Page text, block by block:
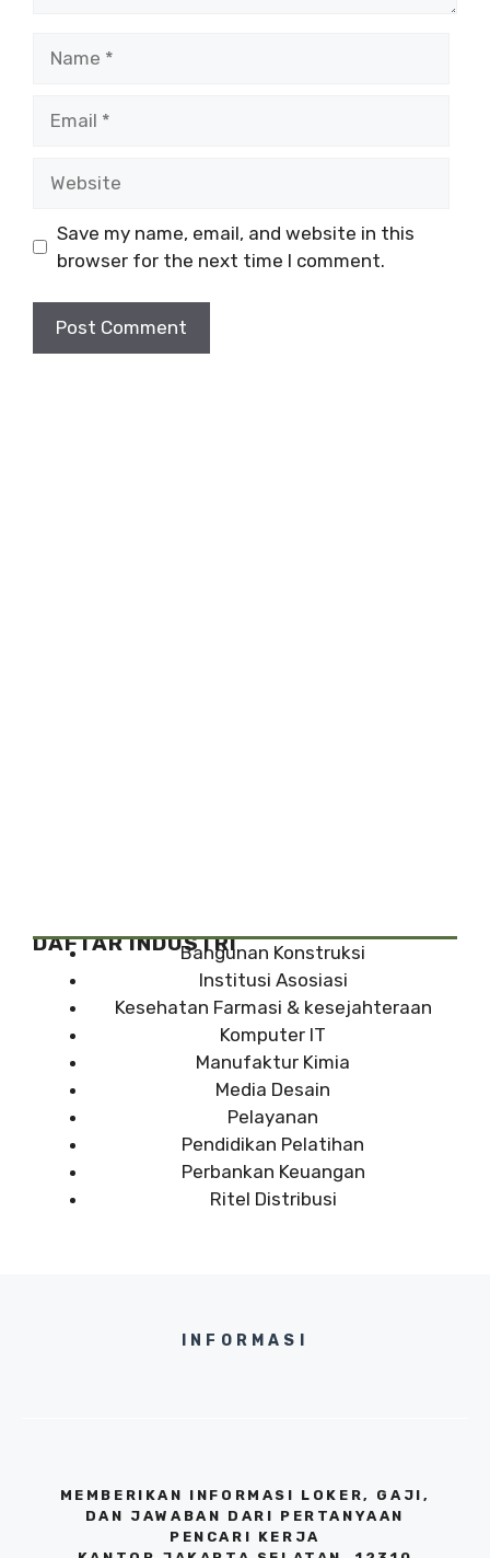
Save my name, email, and website in this
browser for the next time I comment.
DAFTAR INDUSTRIBangunan Konstruksi
Institusi Asosiasi
Kesehatan Farmasi & kesejahteraan
Komputer IT
Manufaktur Kimia
Media Desain
Pelayanan
Pendidikan Pelatihan
Perbankan Keuangan
Ritel Distribusi
INFORMASI
MEMBERIKAN INFORMASI LOKER, GAJI,
DAN JAWABAN DARI PERTANYAAN
PENCARI KERJA